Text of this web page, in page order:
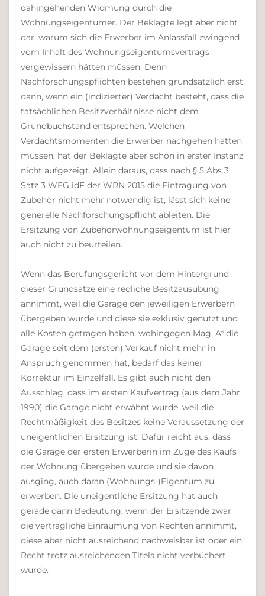
dahingehenden Widmung durch die
Wohnungseigentümer. Der Beklagte legt aber nicht
dar, warum sich die Erwerber im Anlassfall zwingend
vom Inhalt des Wohnungseigentumsvertrags
vergewissern hätten müssen. Denn
Nachforschungspflichten bestehen grundsätzlich erst
dann, wenn ein (indizierter) Verdacht besteht, dass die
tatsächlichen Besitzverhältnisse nicht dem
Grundbuchstand entsprechen. Welchen
Verdachtsmomenten die Erwerber nachgehen hätten
müssen, hat der Beklagte aber schon in erster Instanz
nicht aufgezeigt. Allein daraus, dass nach § 5 Abs 3
Satz 3 WEG idF der WRN 2015 die Eintragung von
Zubehör nicht mehr notwendig ist, lässt sich keine
generelle Nachforschungspflicht ableiten. Die
Ersitzung von Zubehörwohnungseigentum ist hier
auch nicht zu beurteilen.
Wenn das Berufungsgericht vor dem Hintergrund
dieser Grundsätze eine redliche Besitzausübung
annimmt, weil die Garage den jeweiligen Erwerbern
übergeben wurde und diese sie exklusiv genutzt und
alle Kosten getragen haben, wohingegen Mag. A* die
Garage seit dem (ersten) Verkauf nicht mehr in
Anspruch genommen hat, bedarf das keiner
Korrektur im Einzelfall. Es gibt auch nicht den
Ausschlag, dass im ersten Kaufvertrag (aus dem Jahr
1990) die Garage nicht erwähnt wurde, weil die
Rechtmäßigkeit des Besitzes keine Voraussetzung der
uneigentlichen Ersitzung ist. Dafür reicht aus, dass
die Garage der ersten Erwerberin im Zuge des Kaufs
der Wohnung übergeben wurde und sie davon
ausging, auch daran (Wohnungs-)Eigentum zu
erwerben. Die uneigentliche Ersitzung hat auch
gerade dann Bedeutung, wenn der Ersitzende zwar
die vertragliche Einräumung von Rechten annimmt,
diese aber nicht ausreichend nachweisbar ist oder ein
Recht trotz ausreichenden Titels nicht verbüchert
wurde.